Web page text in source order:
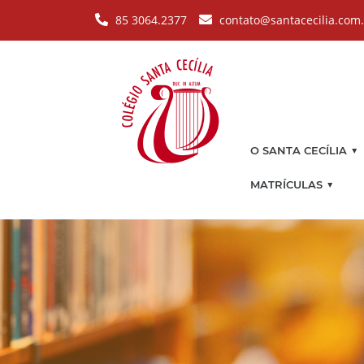
85 3064.2377
O SANTA CECÍLIA ▼
MATRÍCULAS ▼